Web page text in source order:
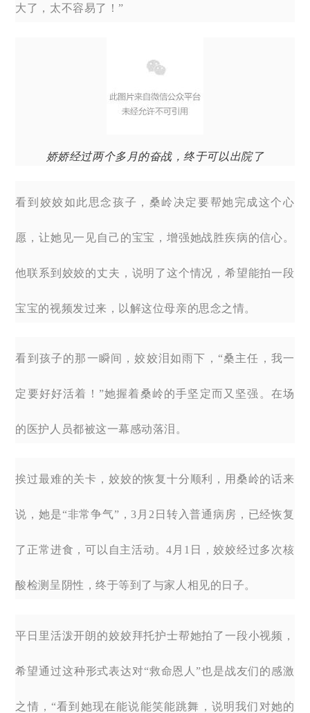
大了，太不容易了！”
娇娇经过两个多月的奋战，终于可以出院了
看到姣姣如此思念孩子，桑岭决定要帮她完成这个心
愿，让她见一见自己的宝宝，增强她战胜疾病的信心。
他联系到姣姣的丈夫，说明了这个情况，希望能拍一段
宝宝的视频发过来，以解这位母亲的思念之情。
看到孩子的那一瞬间，姣姣泪如雨下，“桑主任，我一
定要好好活着！”她握着桑岭的手坚定而又坚强。在场
的医护人员都被这一幕感动落泪。
挨过最难的关卡，姣姣的恢复十分顺利，用桑岭的话来
说，她是“非常争气”，3月2日转入普通病房，已经恢复
了正常进食，可以自主活动。4月1日，姣姣经过多次核
酸检测呈阴性，终于等到了与家人相见的日子。
平日里活泼开朗的姣姣拜托护士帮她拍了一段小视频，
希望通过这种形式表达对“救命恩人”也是战友们的感激
之情，“看到她现在能说能笑能跳舞，说明我们对她的